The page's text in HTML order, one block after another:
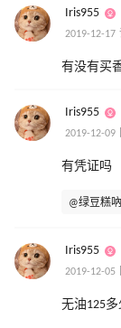
Iris955
2019-12-17
有没有买
Iris955
2019-12-09
有凭证吗
@绿豆糕
Iris955
2019-12-05
无油125